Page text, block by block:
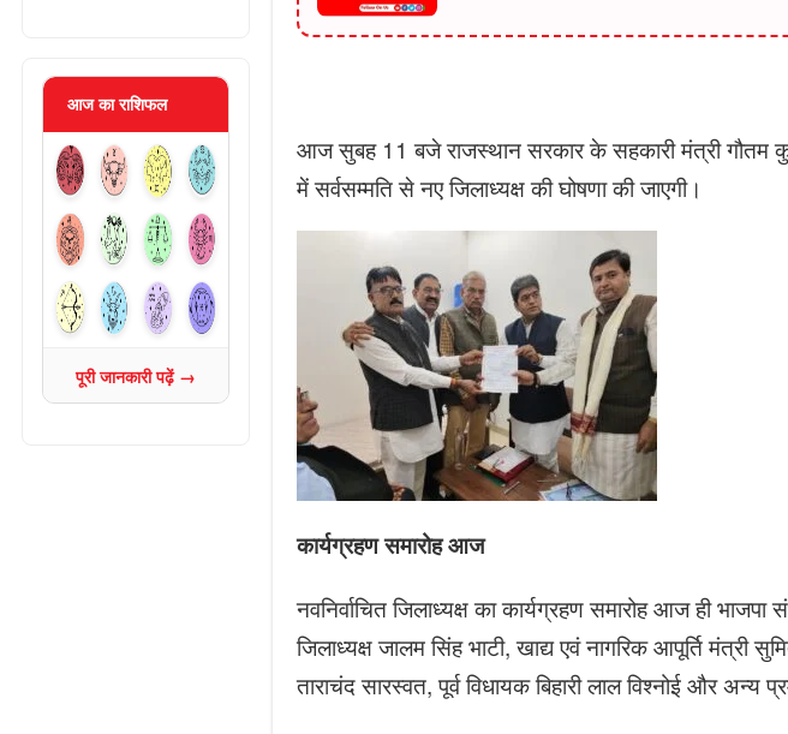
आज का राशिफल
पूरी जानकारी पढ़ें →
आज सुबह 11 बजे राजस्थान सरकार के सहकारी मंत्री गौतम
में सर्वसम्मति से नए जिलाध्यक्ष की घोषणा की जाएगी।
कार्यग्रहण समारोह आज
नवनिर्वाचित जिलाध्यक्ष का कार्यग्रहण समारोह आज ही
जिलाध्यक्ष जालम सिंह भाटी, खाद्य एवं नागरिक आपूर्ति मंत्री
ताराचंद सारस्वत, पूर्व विधायक बिहारी लाल विश्नोई और अन्य